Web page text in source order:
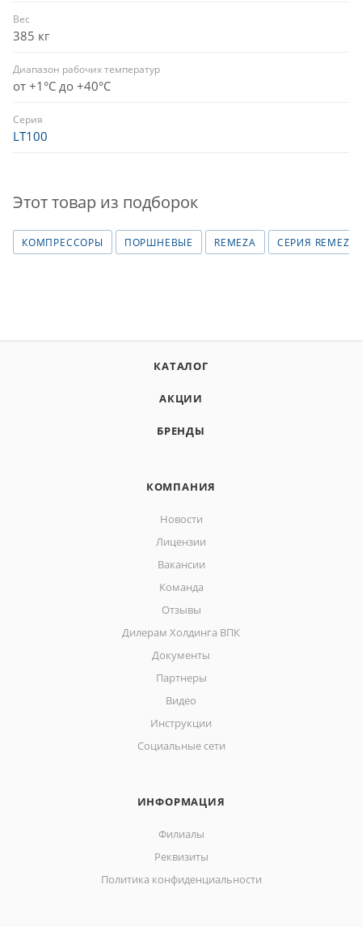
Вес
385 кг
Диапазон рабочих температур
от +1°C до +40°C
Серия
LT100
Этот товар из подборок
КОМПРЕССОРЫ ПОРШНЕВЫЕ REMEZA СЕРИЯ REMEZA
КАТАЛОГ
АКЦИИ
БРЕНДЫ
КОМПАНИЯ
Новости
Лицензии
Вакансии
Команда
Отзывы
Дилерам Холдинга ВПК
Документы
Партнеры
Видео
Инструкции
Социальные сети
ИНФОРМАЦИЯ
Филиалы
Реквизиты
Политика конфиденциальности